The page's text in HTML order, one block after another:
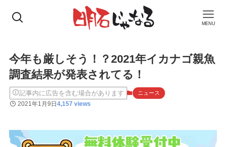
MENU
今年も厳しそう！？2021年イカナゴ親魚
調査結果が発表されてる！
記事内に広告を含む場合があります ニュース
2021年1月9日4,157 views